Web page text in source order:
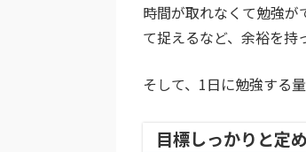
時間が取れなくて勉強
て捉えるなど、余裕を持
そして、1日に勉強する
目標しっかりと定